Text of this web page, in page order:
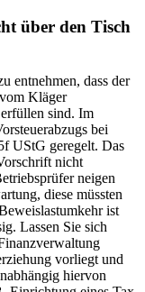
über den Tisch
entnehmen, dass der
Kläger
sind. Im
bei
UStG geregelt. Das
nicht
neigen
diese müssten
ist
Lassen Sie sich
vorliegt und
hiervon